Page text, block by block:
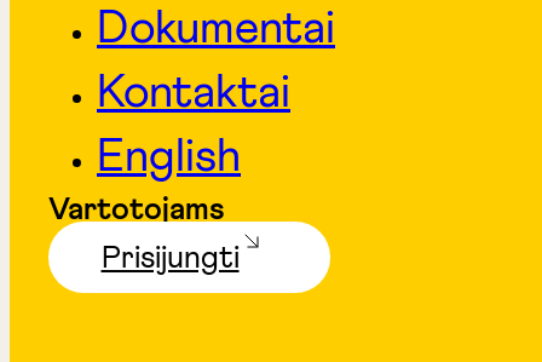
Dokumentai
Kontaktai
English
Vartotojams
Prisijungti